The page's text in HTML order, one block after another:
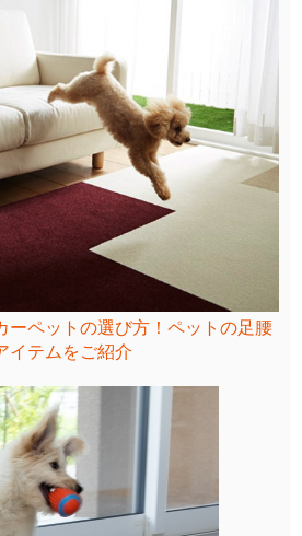
ーペットの選び方！ペットの足腰
イテムをご紹介